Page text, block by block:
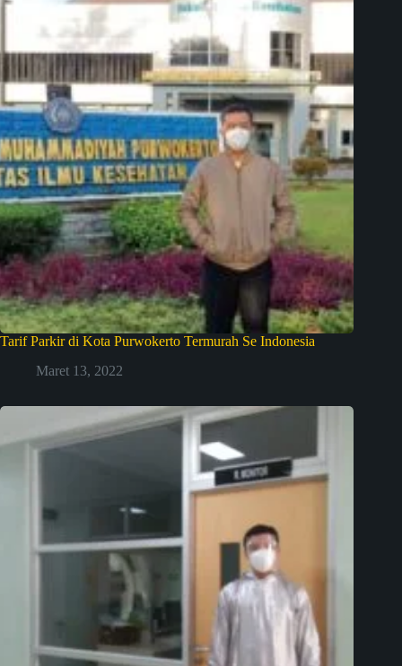
Tarif Parkir di Kota Purwokerto Termurah Se Indonesia
Maret 13, 2022